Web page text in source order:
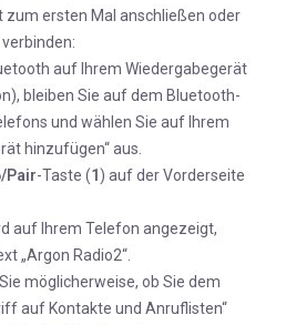
zum ersten Mal anschließen oder
auf Ihrem Wiedergabegerät
bleiben Sie auf dem Bluetooth-
und wählen Sie auf Ihrem
hinzufügen“ aus.
Pair-Taste (1 ) auf der Vorderseite
auf Ihrem Telefon angezeigt,
„Argon Radio2“.
möglicherweise, ob Sie dem
auf Kontakte und Anruflisten“